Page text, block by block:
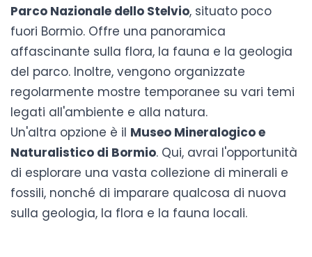
Parco Nazionale dello Stelvio, situato poco
fuori Bormio. Offre una panoramica
affascinante sulla flora, la fauna e la geologia
del parco. Inoltre, vengono organizzate
regolarmente mostre temporanee su vari temi
legati all'ambiente e alla natura.
Un'altra opzione è il Museo Mineralogico e
Naturalistico di Bormio. Qui, avrai l'opportunità
di esplorare una vasta collezione di minerali e
fossili, nonché di imparare qualcosa di nuova
sulla geologia, la flora e la fauna locali.